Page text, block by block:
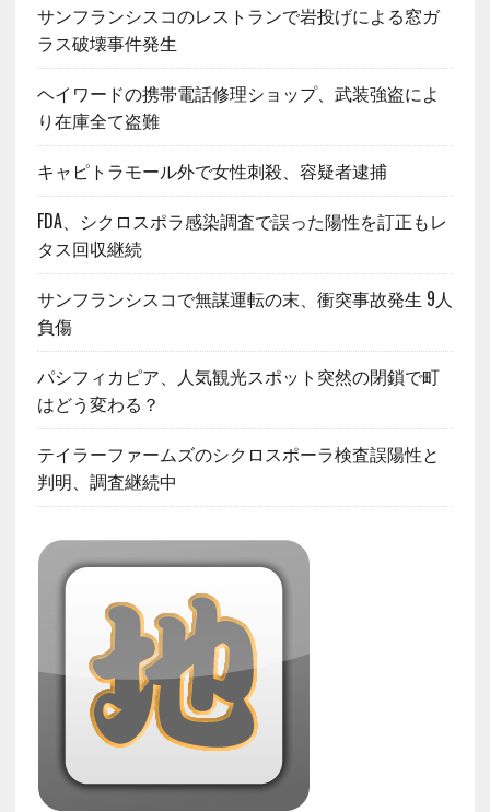
サンフランシスコのレストランで岩投げによる窓ガ
ラス破壊事件発生
ヘイワードの携帯電話修理ショップ、武装強盗によ
り在庫全て盗難
キャピトラモール外で女性刺殺、容疑者逮捕
FDA、シクロスポラ感染調査で誤った陽性を訂正もレ
タス回収継続
サンフランシスコで無謀運転の末、衝突事故発生 9人
負傷
パシフィカピア、人気観光スポット突然の閉鎖で町
はどう変わる？
テイラーファームズのシクロスポーラ検査誤陽性と
判明、調査継続中